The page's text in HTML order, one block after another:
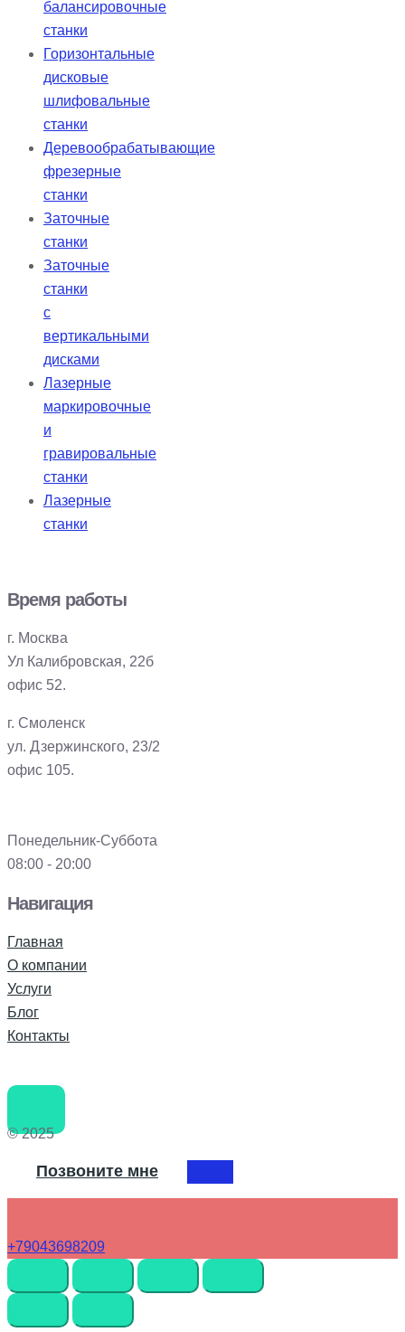
балансировочные
станки
Горизонтальные
дисковые
шлифовальные
станки
Деревообрабатывающие
фрезерные
станки
Заточные
станки
Заточные
станки
с
вертикальными
дисками
Лазерные
маркировочные
и
гравировальные
станки
Лазерные
станки
Время работы
г. Москва
Ул Калибровская, 22б
офис 52.
г. Смоленск
ул. Дзержинского, 23/2
офис 105.
Понедельник-Суббота
08:00 - 20:00
Навигация
Главная
О компании
Услуги
Блог
Контакты
© 2025
Позвоните мне
+79043698209